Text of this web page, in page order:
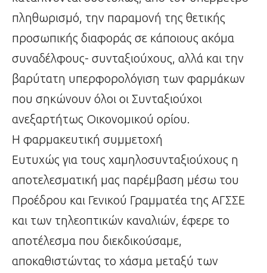
πληθωρισμό, την παραμονή της θετικής
προσωπικής διαφοράς σε κάποιους ακόμα
συναδέλφους- συνταξιούχους, αλλά και την
βαρύτατη υπερφορολόγιση των φαρμάκων
που σηκώνουν όλοι οι Συνταξιούχοι
ανεξαρτήτως Οικονομικού ορίου.
Η φαρμακευτική συμμετοχή
Ευτυχώς για τους χαμηλοσυνταξιούχους η
αποτελεσματική μας παρέμβαση μέσω του
Προέδρου και Γενικού Γραμματέα της ΑΓΣΣΕ
και των τηλεοπτικών καναλιών, έφερε το
αποτέλεσμα που διεκδικούσαμε,
αποκαθιστώντας το χάσμα μεταξύ των